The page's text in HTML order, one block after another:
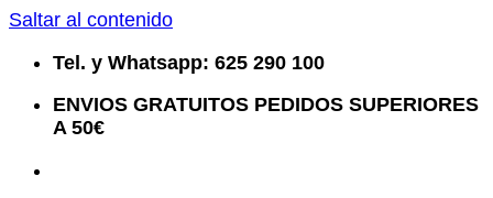
Saltar al contenido
Tel. y Whatsapp: 625 290 100
ENVIOS GRATUITOS PEDIDOS SUPERIORES
A 50€